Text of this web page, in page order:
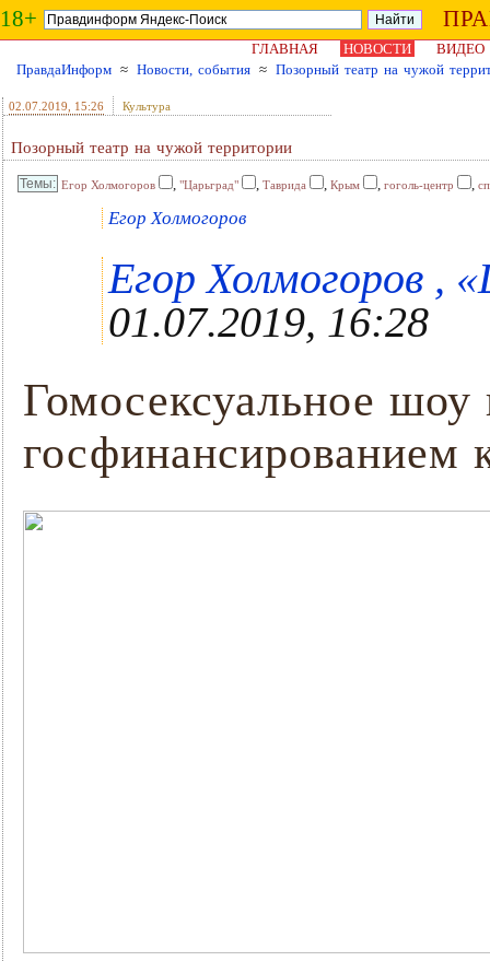
18+
ГЛАВНАЯ НОВОСТИ
ВИДЕО
ПравдаИнформ ≈ Новости, события ≈ Позорный театр на чужой
02.07.2019 , 15:26 Культура
Позорный театр на чужой территории
Егор Холмогоров , "Царьград" , Таврида , Крым , гоголь-центр ,
Eгор Холмогоров
Егор Холмогоров ,
01.07.2019, 16:28
Гомосексуальное шоу
госфинансированием